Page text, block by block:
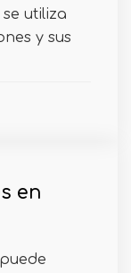
utiliza
y sus
en